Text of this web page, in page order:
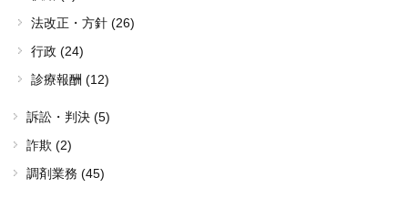
法改正・方針 (26)
行政 (24)
診療報酬 (12)
訴訟・判決 (5)
詐欺 (2)
調剤業務 (45)